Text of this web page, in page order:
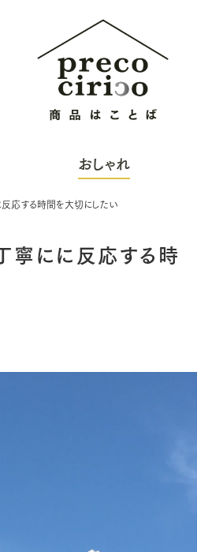
おしゃれ
反応する時間を大切にしたい
寧にに反応する時